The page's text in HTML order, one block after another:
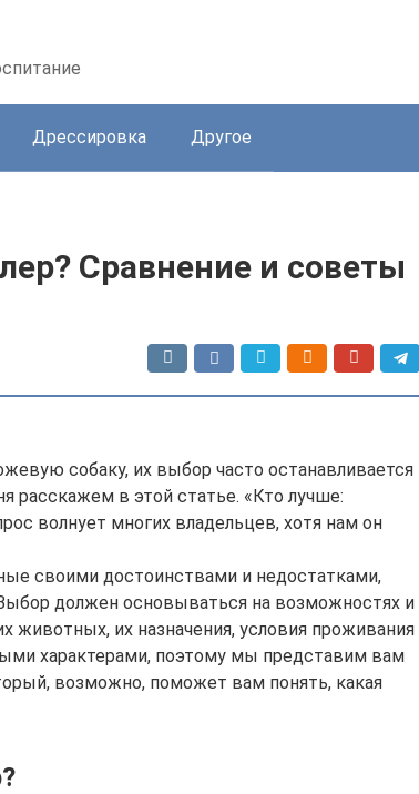
Дрессировка Другое
Сравнение и советы
собаку, их выбор часто останавливается
расскажем в этой статье. «Кто лучше:
волнует многих владельцев, хотя нам он
своими достоинствами и недостатками,
должен основываться на возможностях и
животных, их назначения, условия проживания
характерами, поэтому мы представим вам
возможно, поможет вам понять, какая